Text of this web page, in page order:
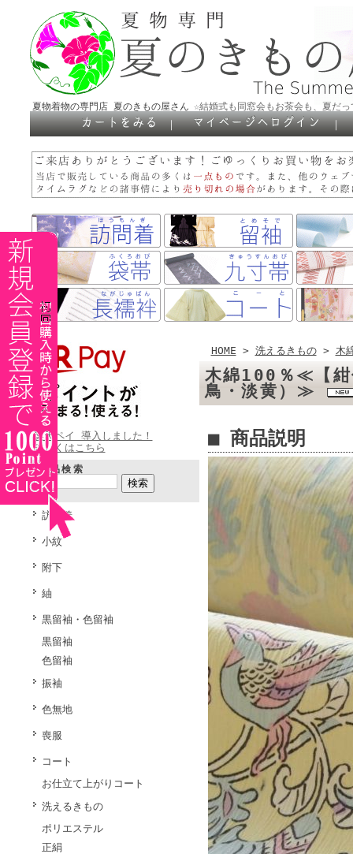
夏物着物の専門店 夏のきもの屋さん ☆結婚式も同窓会もお茶会も、夏だ
｜ ｜
楽天ペイ 導入しました！
詳しくはこちら
商品検索
訪問着
小紋
附下
紬
黒留袖・色留袖
黒留袖
色留袖
振袖
色無地
喪服
コート
お仕立て上がりコート
洗えるきもの
ポリエステル
正絹
HOME > 洗えるきもの> 木
木綿100％≪【紺
鳥・淡黄）≫
■ 商品説明